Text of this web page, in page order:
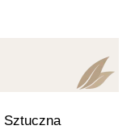
Sztuczna